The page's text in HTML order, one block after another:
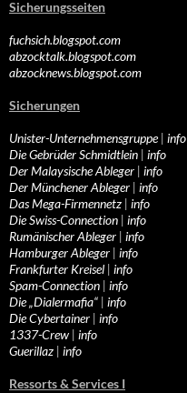
Sicherungsseiten
fuchsich.blogspot.com
abzocktalk.blogspot.com
abzocknews.blogspot.com
Sicherungen
Unister-Unternehmensgruppe| info
Die Gebrüder Schmidtlein | info
Der Malaysische Ableger | info
Der Münchener Ableger | info
Das Mega-Firmennetz | info
Die Swiss-Connection | info
Rumänischer Ableger | info
Hamburger Ableger | info
Frankfurter Kreisel | info
Spam-Connection | info
Die „Dialermafia“ | info
Die Cybertainer | info
1337-Crew | info
Guerillaz | info
Ressorts & Services I